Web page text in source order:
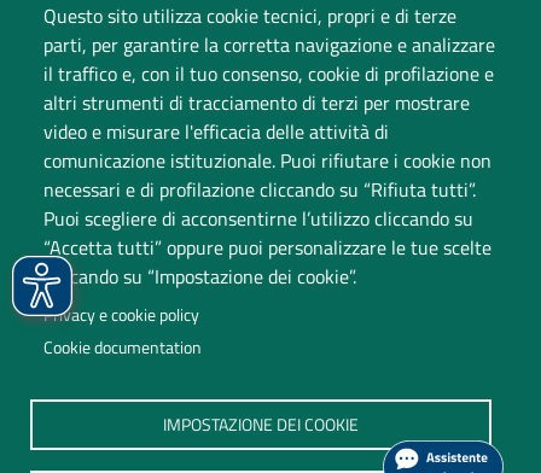
Questo sito utilizza cookie tecnici, propri e di terze
parti, per garantire la corretta navigazione e analizzare
il traffico e, con il tuo consenso, cookie di profilazione e
altri strumenti di tracciamento di terzi per mostrare
video e misurare l'efficacia delle attività di
comunicazione istituzionale. Puoi rifiutare i cookie non
necessari e di profilazione cliccando su “Rifiuta tutti”.
Puoi scegliere di acconsentirne l’utilizzo cliccando su
“Accetta tutti” oppure puoi personalizzare le tue scelte
cliccando su “Impostazione dei cookie”.
Privacy e cookie policy
Cookie documentation
IMPOSTAZIONE DEI COOKIE
Università degli Studi dell'Insubria
Sede legale: via Ravasi 2, 21100 Varese
P.IVA 02481820120
(C.F. 95039180120)
Cambia idea sui cookie
Dati di monitoraggio